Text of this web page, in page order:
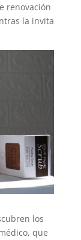
renovación
la invita
los
que